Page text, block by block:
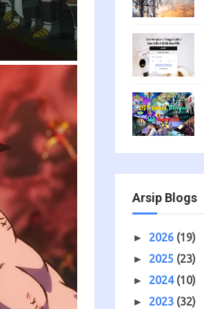
Arsip Blogs
► 2026 (19)
► 2025 (23)
► 2024 (10)
► 2023 (32)